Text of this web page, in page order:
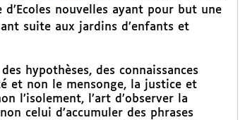
nouvelles ayant pour but une
suite aux jardins d’enfants et
hypothèses, des connaissances
et non le mensonge, la justice et
l’isolement, l’art d’observer la
celui d’accumuler des phrases